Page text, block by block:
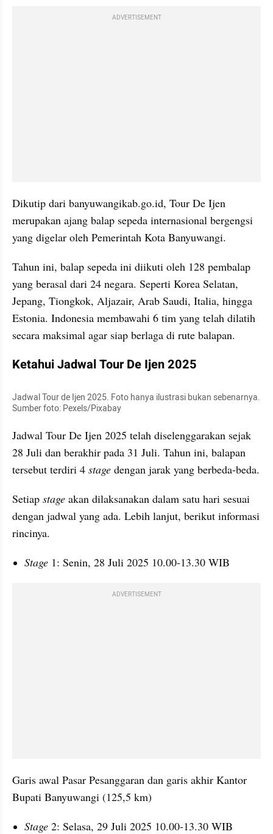
ADVERTISEMENT
Dikutip dari banyuwangikab.go.id, Tour De Ijen
merupakan ajang balap sepeda internasional bergengsi
yang digelar oleh Pemerintah Kota Banyuwangi.
Tahun ini, balap sepeda ini diikuti oleh 128 pembalap
yang berasal dari 24 negara. Seperti Korea Selatan,
Jepang, Tiongkok, Aljazair, Arab Saudi, Italia, hingga
Estonia. Indonesia membawahi 6 tim yang telah dilatih
secara maksimal agar siap berlaga di rute balapan.
Ketahui Jadwal Tour De Ijen 2025
Jadwal Tour de Ijen 2025. Foto hanya ilustrasi bukan sebenarnya.
Sumber foto: Pexels/Pixabay
Jadwal Tour De Ijen 2025 telah diselenggarakan sejak
28 Juli dan berakhir pada 31 Juli. Tahun ini, balapan
tersebut terdiri 4 stage
Setiap stage akan dilaksanakan dalam satu hari sesuai
dengan jadwal yang ada. Lebih lanjut, berikut informasi
rincinya.
Stage 1: Senin, 28 Juli 2025 10.00-13.30 WIB
ADVERTISEMENT
Garis awal Pasar Pesanggaran dan garis akhir Kantor
Bupati Banyuwangi (125,5 km)
Stage 2: Selasa, 29 Juli 2025 10.00-13.30 WIB